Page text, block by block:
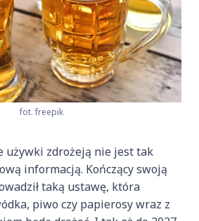
fot. freepik
używki zdrożeją nie jest tak
informacją. Kończący swoją
taką ustawę, która
piwo czy papierosy wraz z